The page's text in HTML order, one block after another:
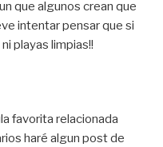
que algunos crean que
intentar pensar que si
playas limpias!!
favorita relacionada
haré algun post de